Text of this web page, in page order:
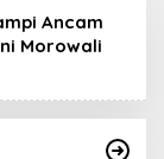
Ancam
Morowali